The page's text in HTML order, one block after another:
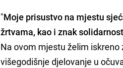
"Moje prisustvo na mjestu
žrtvama, kao i znak
Na ovom mjestu želim
višegodišnje djelovanje u